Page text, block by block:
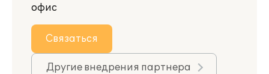
офис
Связаться
Другие внедрения партнера